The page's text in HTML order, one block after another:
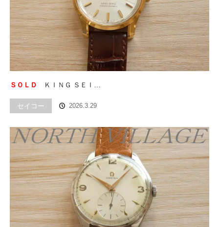
ＳＯＬＤ ＫＩＮＧ ＳＥＩ…
セイコー 2026.3.29